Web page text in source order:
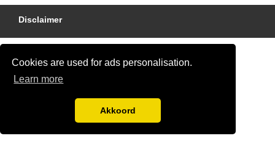
Cookies are used for ads personalisation.
Learn more
Akkoord
Disclaimer